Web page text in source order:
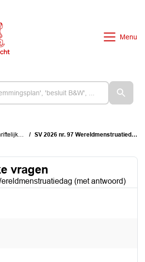
Menu
vragen SV 2026 nr. 97 Wereldmenstruatiedag (met antwoord)
vragen
(met antwoord)